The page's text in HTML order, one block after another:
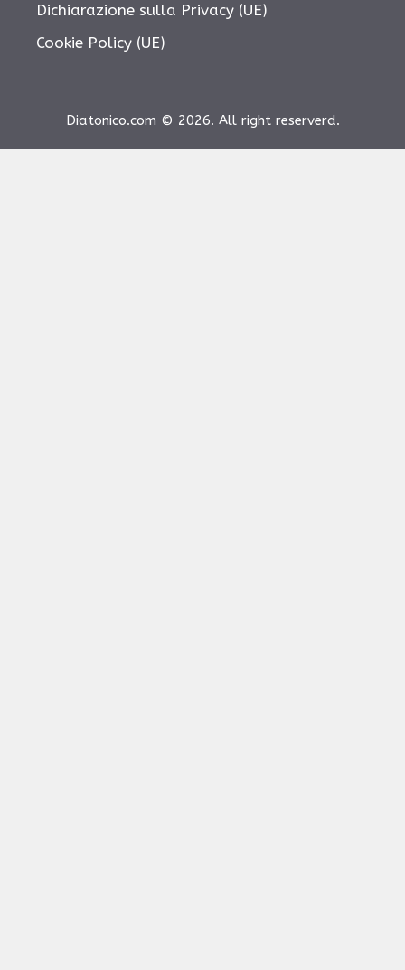
Dichiarazione sulla Privacy (UE)
Cookie Policy (UE)
Diatonico.com © 2026. All right reserverd.